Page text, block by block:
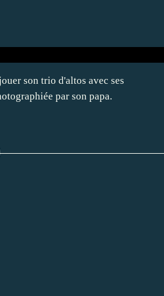
son trio d'altos avec ses
par son papa.